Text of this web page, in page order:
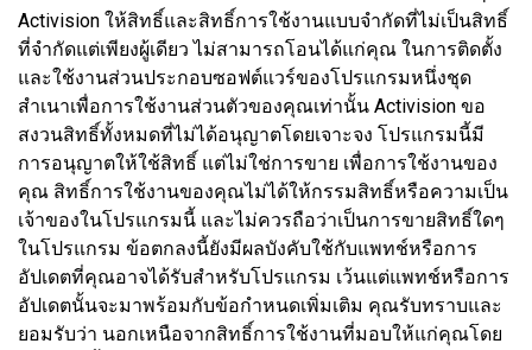
Activision ให้สิทธิ์และสิทธิ์การใช้งานแบบจำกัดที่ไม่เป็นสิทธิ์
ที่จํากัดแต่เพียงผู้เดียว ไม่สามารถโอนได้แก่คุณ ในการติดตั้ง
และใช้งานส่วนประกอบซอฟต์แวร์ของโปรแกรมหนึ่งชุด
สำเนาเพื่อการใช้งานส่วนตัวของคุณเท่านั้น Activision ขอ
สงวนสิทธิ์ทั้งหมดที่ไม่ได้อนุญาตโดยเจาะจง โปรแกรมนี้มี
การอนุญาตให้ใช้สิทธิ์ แต่ไม่ใช่การขาย เพื่อการใช้งานของ
คุณ สิทธิ์การใช้งานของคุณไม่ได้ให้กรรมสิทธิ์หรือความเป็น
เจ้าของในโปรแกรมนี้ และไม่ควรถือว่าเป็นการขายสิทธิ์ใดๆ
ในโปรแกรม ข้อตกลงนี้ยังมีผลบังคับใช้กับแพทช์หรือการ
อัปเดตที่คุณอาจได้รับสำหรับโปรแกรม เว้นแต่แพทช์หรือการ
อัปเดตนั้นจะมาพร้อมกับข้อกำหนดเพิ่มเติม คุณรับทราบและ
ยอมรับว่า นอกเหนือจากสิทธิ์การใช้งานที่มอบให้แก่คุณโดย